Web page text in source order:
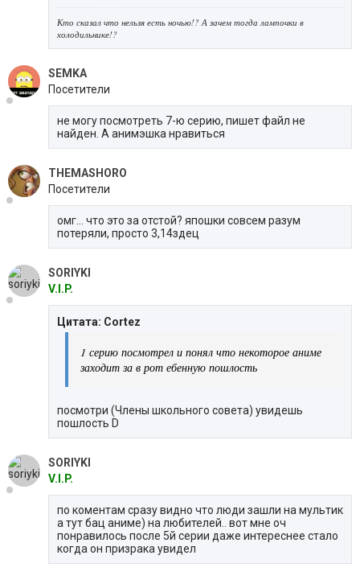
Кто сказал что нельзя есть ночью!? А зачем тогда лампочки в
холодильнике!?
SEMKA
Посетители
не могу посмотреть 7-ю серию, пишет файл не
найден. А анимэшка нравиться
THEMASHORO
Посетители
омг... что это за отстой? япошки совсем разум
потеряли, просто 3,14здец
SORIYKI
V.I.P.
Цитата: Cortez
1 серию посмотрел и понял что некоторое аниме
заходит за в рот ебенную пошлость
посмотри (Члены школьного совета) увидешь
пошлость D
SORIYKI
V.I.P.
по коментам сразу видно что люди зашли на мультик
а тут бац аниме) на любителей.. вот мне оч
понравилось после 5й серии даже интереснее стало
когда он призрака увидел